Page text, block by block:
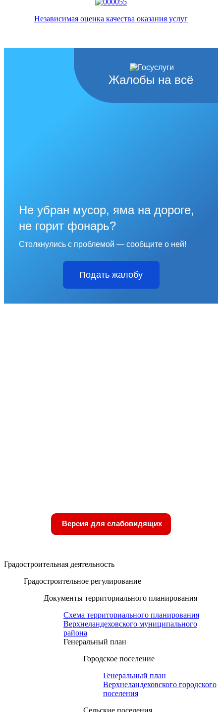
Независимая оценка качества оказания услуг
Жалобы на всё
Не убран мусор, яма на дороге,
не горит фонарь?
Столкнулись с проблемой — сообщите о ней!
Подать жалобу
Версия для слабовидящих
Градостроительная деятельность
Градостроительное регулирование
Документы территориального планирования
Схема территориального планирования
Верхнеландеховского муниципального
района
Генеральный план
Городское поселение
Генеральный план
Верхнеландеховского городского
поселения
Сельские поселения